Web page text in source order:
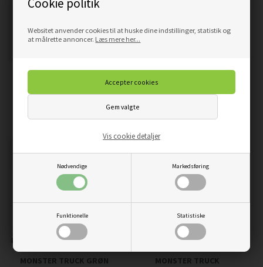
Cookie politik
Websitet anvender cookies til at huske dine indstillinger, statistik og
at målrette annoncer. Læs mere her...
Nødvendige Markedsføring
Funktionelle Statistiske
Vis cookie detaljer
KÆMPE VEJARBEJDE
MASKINER -WALLSTICKER
159,00
FLAMMER - WALLSTICKERS
DKK
MONSTER TRUCK GRØN
MONSTER TRUCK